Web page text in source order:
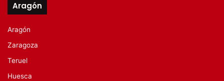
Aragón
Aragón
Zaragoza
Teruel
Huesca